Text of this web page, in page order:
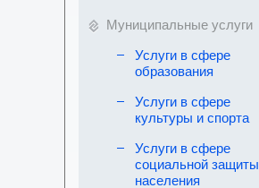
Муниципальные услуги
Услуги в сфере
образования
Услуги в сфере
культуры и спорта
Услуги в сфере
социальной защиты
населения